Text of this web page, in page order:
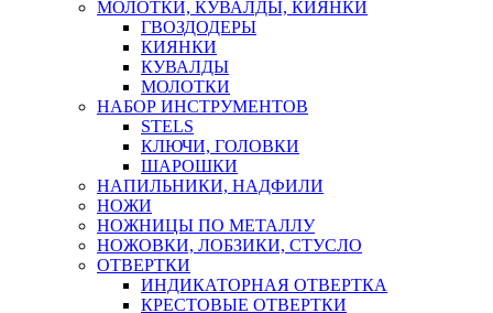
МОЛОТКИ, КУВАЛДЫ, КИЯНКИ
ГВОЗДОДЕРЫ
КИЯНКИ
КУВАЛДЫ
МОЛОТКИ
НАБОР ИНСТРУМЕНТОВ
STELS
КЛЮЧИ, ГОЛОВКИ
ШАРОШКИ
НАПИЛЬНИКИ, НАДФИЛИ
НОЖИ
НОЖНИЦЫ ПО МЕТАЛЛУ
НОЖОВКИ, ЛОБЗИКИ, СТУСЛО
ОТВЕРТКИ
ИНДИКАТОРНАЯ ОТВЕРТКА
КРЕСТОВЫЕ ОТВЕРТКИ